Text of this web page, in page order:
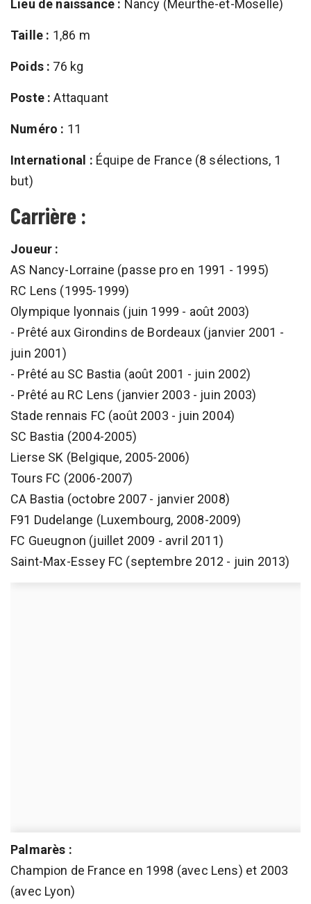
Lieu de naissance : Nancy (Meurthe-et-Moselle)
Taille : 1,86 m
Poids : 76 kg
Poste : Attaquant
Numéro : 11
International : Équipe de France (8 sélections, 1
but)
Carrière :
Joueur :
AS Nancy-Lorraine (passe pro en 1991 - 1995)
RC Lens (1995-1999)
Olympique lyonnais (juin 1999 - août 2003)
- Prêté aux Girondins de Bordeaux (janvier 2001 -
juin 2001)
- Prêté au SC Bastia (août 2001 - juin 2002)
- Prêté au RC Lens (janvier 2003 - juin 2003)
Stade rennais FC (août 2003 - juin 2004)
SC Bastia (2004-2005)
Lierse SK (Belgique, 2005-2006)
Tours FC (2006-2007)
CA Bastia (octobre 2007 - janvier 2008)
F91 Dudelange (Luxembourg, 2008-2009)
FC Gueugnon (juillet 2009 - avril 2011)
Saint-Max-Essey FC (septembre 2012 - juin 2013)
Palmarès :
Champion de France en 1998 (avec Lens) et 2003
(avec Lyon)